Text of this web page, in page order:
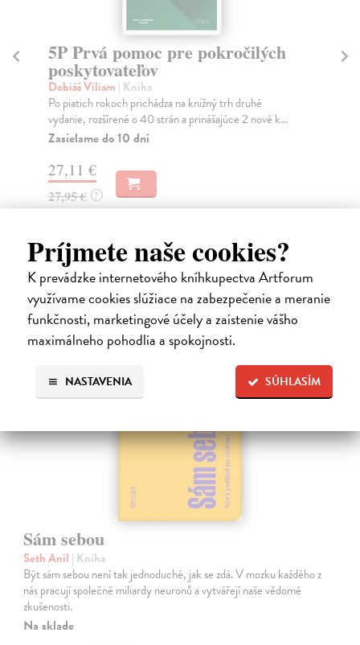
Príjmete naše cookies?
K prevádzke internetového kníhkupectva Artforum
využívame cookies slúžiace na zabezpečenie a meranie
funkčnosti, marketingové účely a zaistenie vášho
maximálneho pohodlia a spokojnosti.
SÚHLASÍM
NASTAVENIA
5P Prvá pomoc pre pokročilých
poskytovateľov
Dobiáš Viliam | Kniha
Po piatich rokoch prichádza na knižný trh druhé
vydanie, rozšírené o 40 strán a prinášajúce 2 nové k...
Zasielame do 10 dní
27,11 €
27,95 € ?
Ďalšie z kategórie medicína
Sám sebou
Seth Anil | Kniha
Být sám sebou není tak jednoduché, jak se zdá. V mozku každého z
nás pracují společně miliardy neuronů a vytvářejí naše vědomé
zkušenosti.
Na sklade